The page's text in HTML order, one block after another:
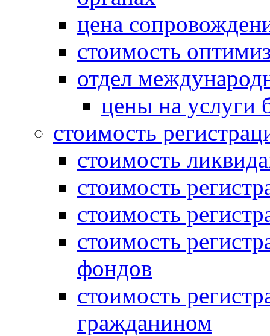
цена
стоимость
отдел
цены на услуги
стоимость
стоимость
стоимость
стоимость
стоимость
фондов
стоимость
гражданином